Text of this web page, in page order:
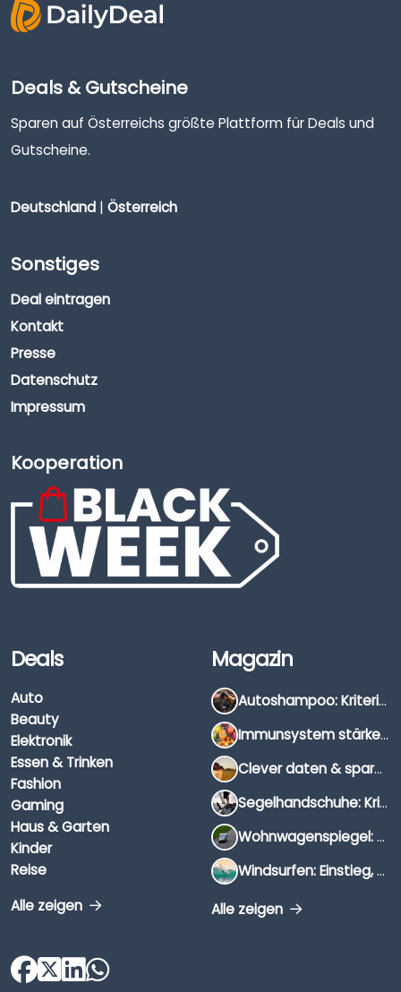
Deals & Gutscheine
Sparen auf Österreichs größte Plattform für Deals und
Gutscheine.
Deutschland | Österreich
Sonstiges
Deal eintragen
Kontakt
Presse
Datenschutz
Impressum
Kooperation
Deals
Auto
Beauty
Elektronik
Essen & Trinken
Fashion
Gaming
Haus & Garten
Kinder
Reise
Alle zeigen
Magazin
Autoshampoo: Kriterien, Unterschiede & Anwendung
Immunsystem stärken: Hausmittel, Vitamine & Wissenswertes
Clever daten & sparen: So findest du die besten Deals für Dates und Unternehmungen
Segelhandschuhe: Kriterien, Materialien & Tipps
Wohnwagenspiegel: Auswahl, Preise & Montage
Windsurfen: Einstieg, Ausrüstung & Tipps
Alle zeigen